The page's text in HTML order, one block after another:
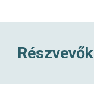
Részvevők